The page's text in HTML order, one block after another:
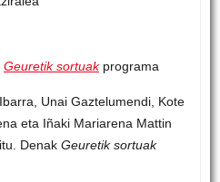
Geuretik sortuakprograma
Unai Gaztelumendi, Kote
eta Iñaki Mariarena Mattin
Denak Geuretik sortuak